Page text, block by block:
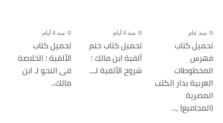
منذ عام
تحميل كتاب
فهرس
المخطوطات
العربية بدار الكتب
المصرية
(المجاميع) ,...
منذ 4 أيام
تحميل كتاب ختم
ألفية ابن مالك ؛
شروح الألفية لـ...
منذ 4 أيام
تحميل كتاب
الألفية ؛ الخلاصة
فى النحو لـ ابن
مالك...